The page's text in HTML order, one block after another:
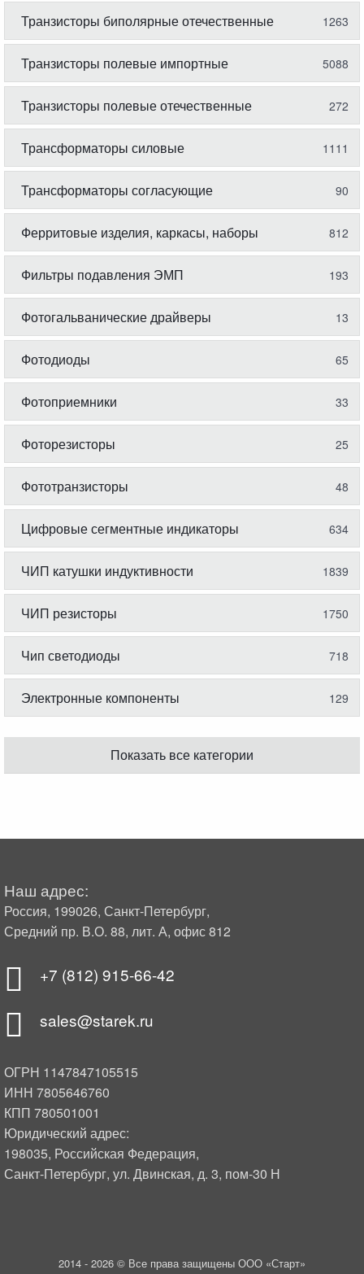
Транзисторы биполярные отечественные 1263
Транзисторы полевые импортные 5088
Транзисторы полевые отечественные 272
Трансформаторы силовые 1111
Трансформаторы согласующие 90
Ферритовые изделия, каркасы, наборы 812
Фильтры подавления ЭМП 193
Фотогальванические драйверы 13
Фотодиоды 65
Фотоприемники 33
Фоторезисторы 25
Фототранзисторы 48
Цифровые сегментные индикаторы 634
ЧИП катушки индуктивности 1839
ЧИП резисторы 1750
Чип светодиоды 718
Электронные компоненты 129
Показать все категории
Наш адрес:
Россия, 199026, Санкт-Петербург,
Средний пр. В.О. 88, лит. А, офис 812
+7 (812) 915-66-42
sales@starek.ru
ОГРН 1147847105515
ИНН 7805646760
КПП 780501001
Юридический адрес:
198035, Российская Федерация,
Санкт-Петербург, ул. Двинская, д. 3, пом-30 Н
2014 - 2026 © Все права защищены ООО «Старт»